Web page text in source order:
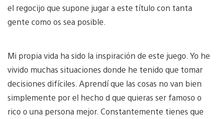
el regocijo que supone jugar a este título con tanta
gente como os sea posible.
Mi propia vida ha sido la inspiración de este juego. Yo he
vivido muchas situaciones donde he tenido que tomar
decisiones difíciles. Aprendí que las cosas no van bien
simplemente por el hecho d que quieras ser famoso o
rico o una persona mejor. Constantemente tienes que